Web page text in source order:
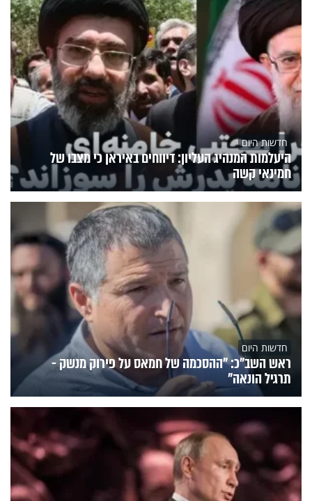
חדשות היום
היעלמות המנהיג העליון: דיווחים באיראן כי מצבו של
חמינאי קשה
חדשות היום
ראש השב"כ: "ההסכמה של חמאס על פירוק מנשק -
תרגיל הונאה"